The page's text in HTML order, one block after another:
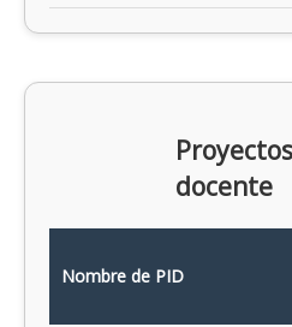
docente
Nombre de PID